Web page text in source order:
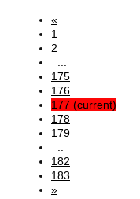
«
1
2
175
176
177 (current)
178
179
182
183
»